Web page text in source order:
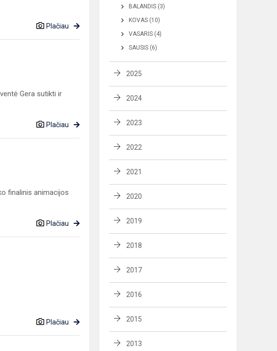
Plačiau
Gera sutikti ir
Plačiau
finalinis animacijos
Plačiau
Plačiau
BALANDIS (3)
KOVAS (10)
VASARIS (4)
SAUSIS (6)
2025
2024
2023
2022
2021
2020
2019
2018
2017
2016
2015
2013